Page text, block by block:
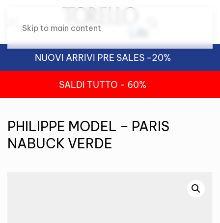
Skip to main content
NUOVI ARRIVI PRE SALES -20%
SALDI TUTTO - 60%
PHILIPPE MODEL – PARIS
NABUCK VERDE